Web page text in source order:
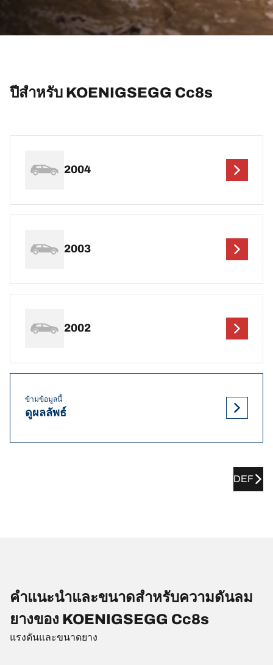
ปีสำหรับ KOENIGSEGG Cc8s
2004
2003
2002
ข้ามข้อมูลนี้
ดูผลลัพธ์
DEF
คำแนะนำและขนาดสำหรับความดันลม
ยางของ KOENIGSEGG Cc8s
แรงดันและขนาดยาง